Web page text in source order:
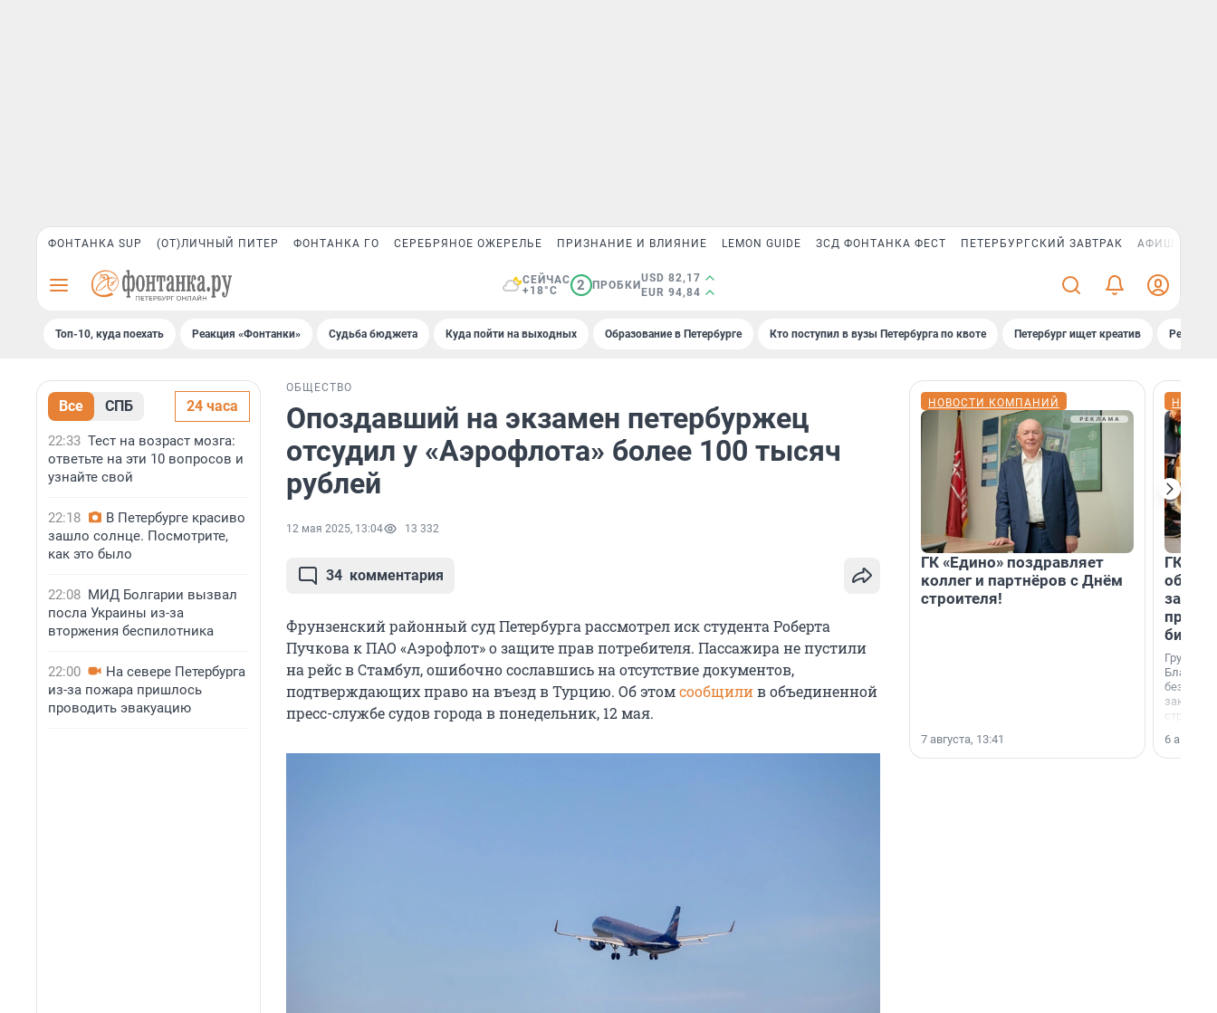
ФОНТАНКА SUP (ОТ)ЛИЧНЫЙ ПИТЕР ФОНТАНКА ГО СЕРЕБРЯНОЕ ОЖЕРЕЛЬЕ ПРИЗНАНИЕ И ВЛИЯНИЕ LEMON GUIDE ЗСД ФОНТАНКА ФЕСТ ПЕТЕРБУРГСКИЙ ЗАВТРАК АФИША PLUS
СЕЙЧАС
+18°C
2 ПРОБКИ
USD 82,17
EUR 94,84
Топ-10, куда поехать Реакция «Фонтанки» Судьба бюджета Куда пойти на выходных Образование в Петербурге Кто поступил в вузы Петербурга по квоте Петербург ищет креатив
Все СПБ 24 часа
22:33 Тест на возраст мозга:
ответьте на эти 10 вопросов и
узнайте свой
22:18
В Петербурге красиво
зашло солнце. Посмотрите,
как это было
22:08 МИД Болгарии вызвал
посла Украины из-за
вторжения беспилотника
22:00
На севере Петербурга
из-за пожара пришлось
проводить эвакуацию
ОБЩЕСТВО
Опоздавший на экзамен петербуржец
отсудил у «Аэрофлота» более 100 тысяч
рублей
12 мая 2025, 13:04 13 332
34 комментария
Фрунзенский районный суд Петербурга рассмотрел иск студента Роберта
Пучкова к ПАО «Аэрофлот» о защите прав потребителя. Пассажира не пустили
на рейс в Стамбул, ошибочно сославшись на отсутствие документов,
подтверждающих право на въезд в Турцию. Об этомсообщилив объединенной
пресс-службе судов города в понедельник, 12 мая.
НОВОСТИ КОМПАНИЙ
ГК «Едино» поздравляет
коллег и партнёров с Днём
строителя!
7 августа, 13:41
ГК
Группа
6